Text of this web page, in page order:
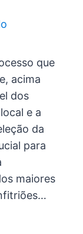
que
acima
dos
e a
da
para
maiores